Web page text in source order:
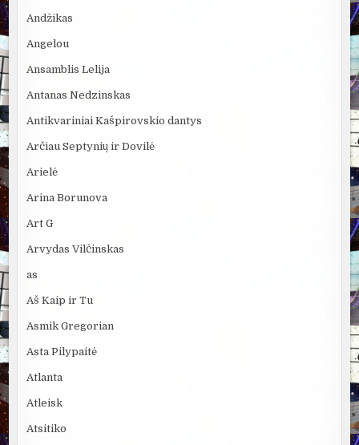
Andžikas
Angelou
Ansamblis Lelija
Antanas Nedzinskas
Antikvariniai Kašpirovskio dantys
Arčiau Septynių ir Dovilė
Arielė
Arina Borunova
Art G
Arvydas Vilčinskas
as
Aš Kaip ir Tu
Asmik Gregorian
Asta Pilypaitė
Atlanta
Atleisk
Atsitiko